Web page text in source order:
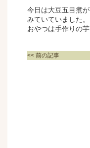
今日は大豆五目煮
みていていました。
おやつは手作りの
<< 前の記事